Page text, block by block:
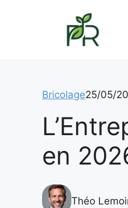
Bricolage25/05/
en
Théo